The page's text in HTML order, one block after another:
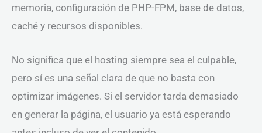
memoria, configuración de PHP-FPM, base de datos,
caché y recursos disponibles.
No significa que el hosting siempre sea el culpable,
pero sí es una señal clara de que no basta con
optimizar imágenes. Si el servidor tarda demasiado
en generar la página, el usuario ya está esperando